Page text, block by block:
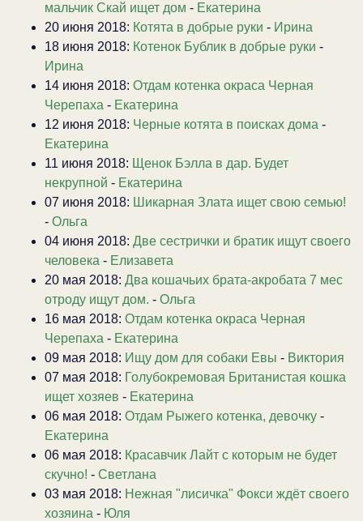
мальчик Скай ищет дом - Екатерина
20 июня 2018: Котята в добрые руки - Ирина
18 июня 2018: Котенок Бублик в добрые руки -
Ирина
14 июня 2018: Отдам котенка окраса Черная
Черепаха - Екатерина
12 июня 2018: Черные котята в поисках дома -
Екатерина
11 июня 2018: Щенок Бэлла в дар. Будет
некрупной - Екатерина
07 июня 2018: Шикарная Злата ищет свою семью!
- Ольга
04 июня 2018: Две сестрички и братик ищут своего
человека - Елизавета
20 мая 2018: Два кошачьих брата-акробата 7 мес
отроду ищут дом. - Ольга
16 мая 2018: Отдам котенка окраса Черная
Черепаха - Екатерина
09 мая 2018: Ищу дом для собаки Евы - Виктория
07 мая 2018: Голубокремовая Британистая кошка
ищет хозяев - Екатерина
06 мая 2018: Отдам Рыжего котенка, девочку -
Екатерина
06 мая 2018: Красавчик Лайт с которым не будет
скучно! - Светлана
03 мая 2018: Нежная "лисичка" Фокси ждёт своего
хозяина - Юля